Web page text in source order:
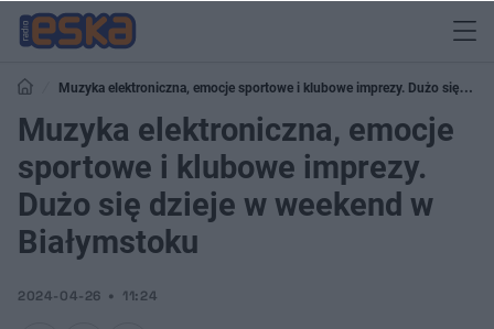
Muzyka elektroniczna, emocje sportowe i klubowe imprezy. Dużo się
dzieje w weekend w Białymstoku
Muzyka elektroniczna, emocje
sportowe i klubowe imprezy.
Dużo się dzieje w weekend w
Białymstoku
2024-04-26 11:24